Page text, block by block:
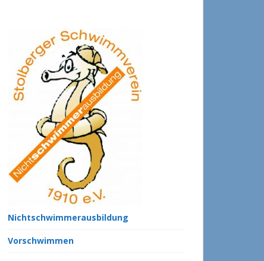
Nichtschwimmerausbildung
Vorschwimmen